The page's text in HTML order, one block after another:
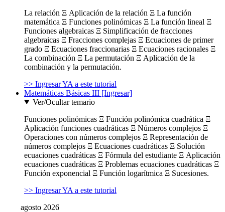
La relación Ξ Aplicación de la relación Ξ La función
matemática Ξ Funciones polinómicas Ξ La función lineal Ξ
Funciones algebraicas Ξ Simplificación de fracciones
algebraicas Ξ Fracciones complejas Ξ Ecuaciones de primer
grado Ξ Ecuaciones fraccionarias Ξ Ecuaciones racionales Ξ
La combinación Ξ La permutación Ξ Aplicación de la
combinación y la permutación.
>> Ingresar YA a este tutorial
Matemáticas Básicas III [Ingresar]
Ver/Ocultar temario
Funciones polinómicas Ξ Función polinómica cuadrática Ξ
Aplicación funciones cuadráticas Ξ Números complejos Ξ
Operaciones con números complejos Ξ Representación de
números complejos Ξ Ecuaciones cuadráticas Ξ Solución
ecuaciones cuadráticas Ξ Fórmula del estudiante Ξ Aplicación
ecuaciones cuadráticas Ξ Problemas ecuaciones cuadráticas Ξ
Función exponencial Ξ Función logarítmica Ξ Sucesiones.
>> Ingresar YA a este tutorial
agosto 2026